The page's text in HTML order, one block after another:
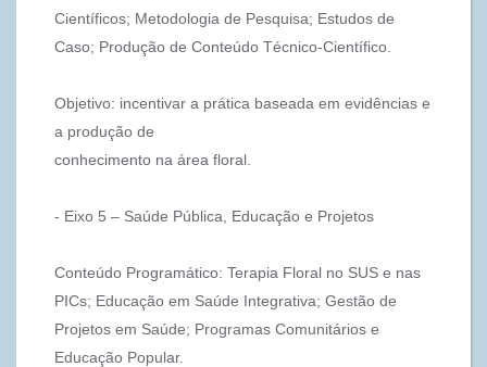
Científicos; Metodologia de Pesquisa; Estudos de
Caso; Produção de Conteúdo Técnico-Científico.
Objetivo: incentivar a prática baseada em evidências e
a produção de
conhecimento na área floral.
- Eixo 5 – Saúde Pública, Educação e Projetos
Conteúdo Programático: Terapia Floral no SUS e nas
PICs; Educação em Saúde Integrativa; Gestão de
Projetos em Saúde; Programas Comunitários e
Educação Popular.